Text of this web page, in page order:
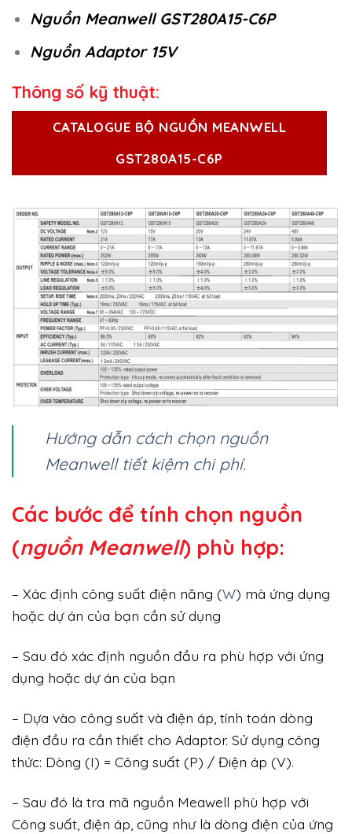
Nguồn Meanwell GST280A15-C6P
Nguồn Adaptor 15V
Thông số kỹ thuật:
CATALOGUE BỘ NGUỒN MEANWELL
GST280A15-C6P
Hướng dẫn cách chọn nguồn
Meanwell tiết kiệm chi phí.
Các bước để tính chọn nguồn
(nguồn Meanwell) phù hợp:
– Xác định công suất điện năng (W) mà ứng dụng
hoặc dự án của bạn cần sử dụng
– Sau đó xác định nguồn đầu ra phù hợp với ứng
dụng hoặc dự án của bạn
– Dựa vào công suất và điện áp, tính toán dòng
điện đầu ra cần thiết cho Adaptor. Sử dụng công
thức: Dòng (I) = Công suất (P) / Điện áp (V).
– Sau đó là tra mã nguồn Meawell phù hợp với
Công suất, điện áp, cũng như là dòng điện của ứng